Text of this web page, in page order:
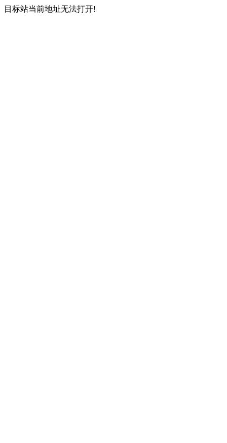
目标站当前地址无法打开!